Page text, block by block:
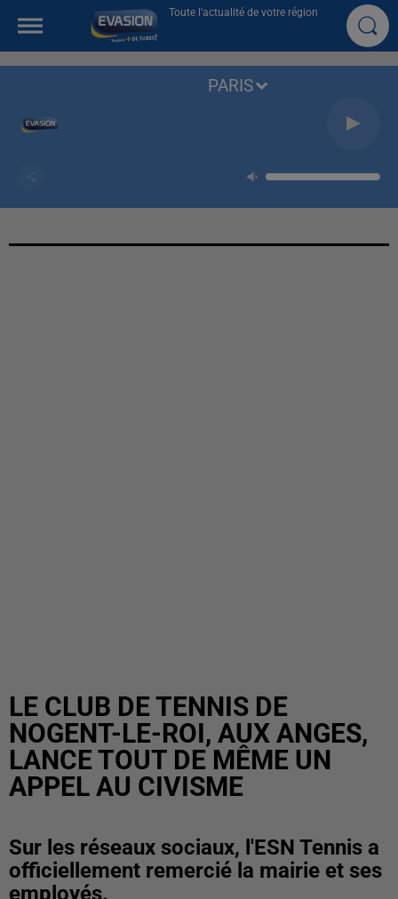
Toute l'actualité de votre région
PARIS
LE CLUB DE TENNIS DE
NOGENT-LE-ROI, AUX ANGES,
LANCE TOUT DE MÊME UN
APPEL AU CIVISME
Sur les réseaux sociaux, l'ESN Tennis a
officiellement remercié la mairie et ses
employés.